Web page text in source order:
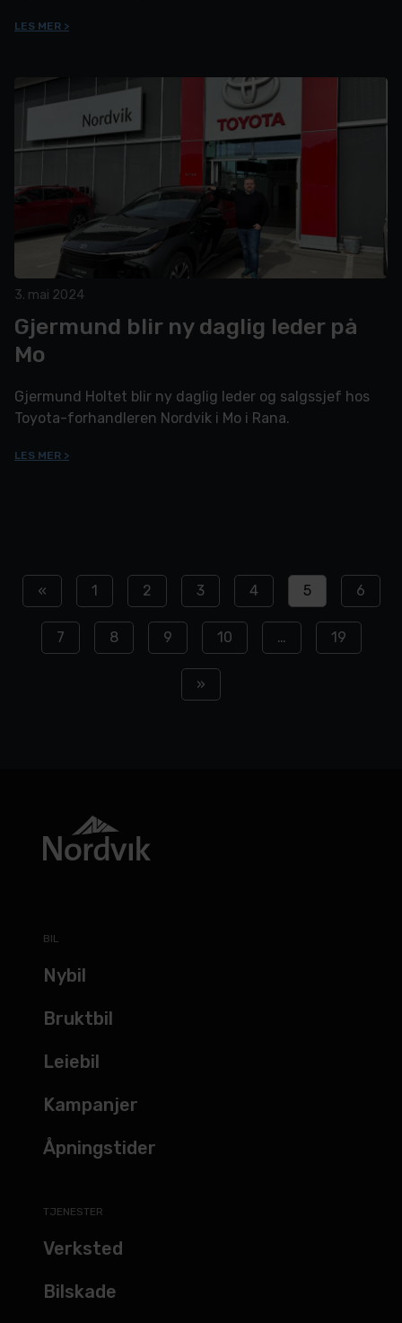
LES MER >
3. mai 2024
Gjermund blir ny daglig leder på
Mo
Gjermund Holtet blir ny daglig leder og salgssjef hos
Toyota-forhandleren Nordvik i Mo i Rana.
LES MER >
« 1 2 3 4 5 6
7 8 9 10 … 19
»
BIL
Nybil
Bruktbil
Leiebil
Kampanjer
Åpningstider
TJENESTER
Verksted
Bilskade